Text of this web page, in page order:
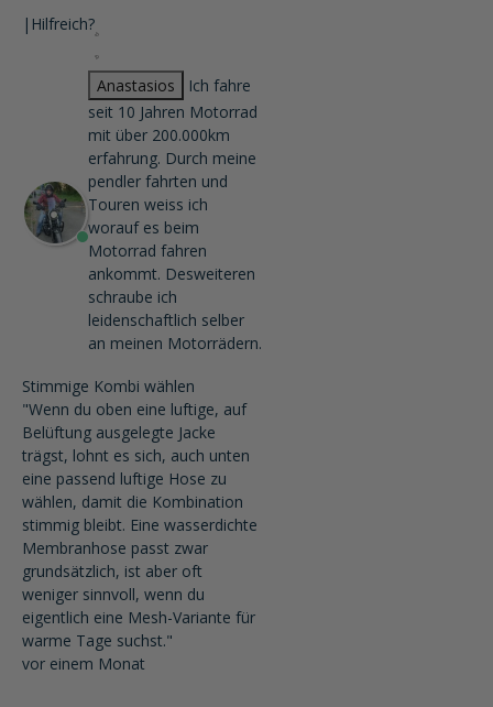
| Hilfreich?
Anastasios
Ich fahre
seit 10 Jahren Motorrad
mit über 200.000km
erfahrung. Durch meine
pendler fahrten und
Touren weiss ich
worauf es beim
Motorrad fahren
ankommt. Desweiteren
schraube ich
leidenschaftlich selber
an meinen Motorrädern.
Stimmige Kombi wählen
"Wenn du oben eine luftige, auf
Belüftung ausgelegte Jacke
trägst, lohnt es sich, auch unten
eine passend luftige Hose zu
wählen, damit die Kombination
stimmig bleibt. Eine wasserdichte
Membranhose passt zwar
grundsätzlich, ist aber oft
weniger sinnvoll, wenn du
eigentlich eine Mesh-Variante für
warme Tage suchst."
vor einem Monat